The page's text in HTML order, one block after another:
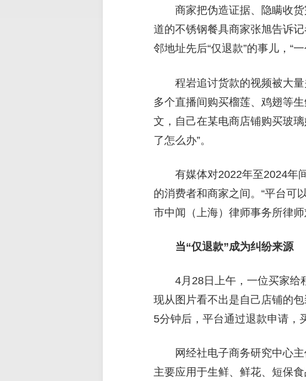
商家把伪造证据、隐瞒收
道的不锈钢餐具商家张旭告诉
邻地址先后“仅退款”的事儿，“
程岩追讨货款的视频被大
多个直播间购买榴莲、鸡翅等
文，自己在某电商店铺购买玻
了怎么办”。
有媒体对2022年至2024年
的消费者和商家之间。“平台可
市中闻（上海）律师事务所律师
当“仅退款”成为纠纷来源
4月28日上午，一位买家给
现从图片看不出是自己店铺的
5分钟后，平台通过退款申请，
网经社电子商务研究中心主
主要应用于生鲜、鲜花、短保